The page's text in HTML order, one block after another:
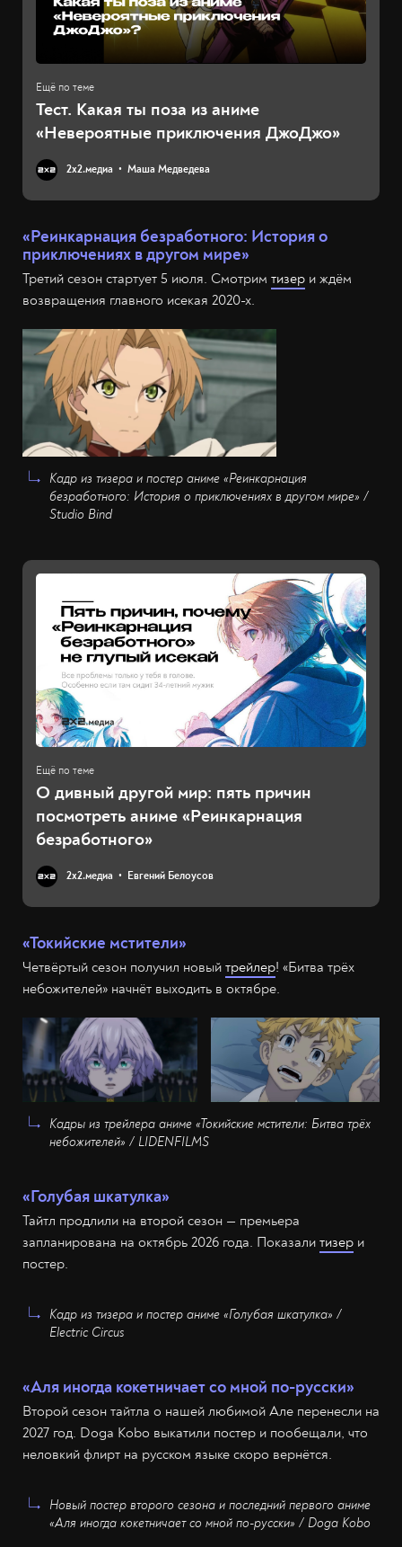
Тест. Какая ты поза из аниме
«Невероятные приключения ДжоДжо»
2х2.медиа Маша Медведева
«Реинкарнация безработного: История о
приключениях в другом мире»
Третий сезон стартует 5 июля. Смотрим тизер и ждём
возвращения главного исекая 2020-х.
Кадр из тизера и постер аниме «Реинкарнация
безработного: История о приключениях в другом мире» /
Studio Bind
О дивный другой мир: пять причин
посмотреть аниме «Реинкарнация
безработного»
2х2.медиа Евгений Белоусов
«Токийские мстители»
Четвёртый сезон получил новый трейлер! «Битва трёх
небожителей» начнёт выходить в октябре.
Кадры из трейлера аниме «Токийские мстители: Битва трёх
небожителей» / LIDENFILMS
«Голубая шкатулка»
Тайтл продлили на второй сезон — премьера
запланирована на октябрь 2026 года. Показали тизер и
постер.
Кадр из тизера и постер аниме «Голубая шкатулка» /
Electric Circus
«Аля иногда кокетничает со мной по-русски»
Второй сезон тайтла о нашей любимой Але перенесли на
2027 год. Doga Kobo выкатили постер и пообещали, что
неловкий флирт на русском языке скоро вернётся.
Новый постер второго сезона и последний первого аниме
«Аля иногда кокетничает со мной по-русски» / Doga Kobo